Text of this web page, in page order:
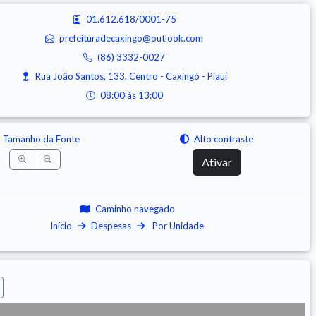
01.612.618/0001-75
prefeituradecaxingo@outlook.com
(86) 3332-0027
Rua João Santos, 133, Centro - Caxingó - Piauí
08:00 às 13:00
Tamanho da Fonte Alto contraste
Ativar
Caminho navegado
Início
Despesas Por Unidade